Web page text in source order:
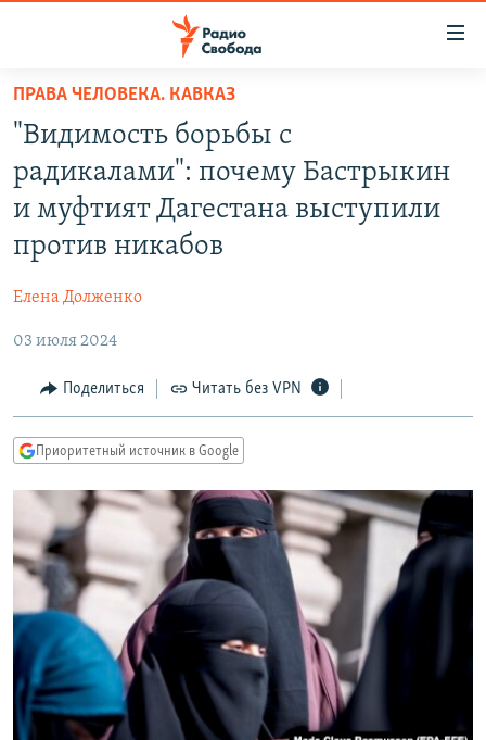
упрощенного
доступа
основному
содержанию
Вернутся
навигации
Вернутся
поиску
ПРОГРАММЫ
ПОДКАСТЫ
АВТОРСКИЕ ПРОЕКТЫ
КУЛЬТУРА
IDEL.РЕАЛИИ
КАВКАЗ.РЕАЛИИ
СИБИРЬ.РЕАЛИИ
РАСПИСАНИЕ ВЕЩАНИЯ
ПОДПИШИТЕСЬ НА РАССЫЛКУ
СОЦИАЛЬНЫЕ СЕТИ
ПРАВА ЧЕЛОВЕКА. КАВКАЗ
"Видимость борьбы с
радикалами": почему Бастрыкин
и муфтият Дагестана выступили
против никабов
Елена Долженко
03 июля 2024
Поделиться Читать без VPN
Приоритетный источник в Google